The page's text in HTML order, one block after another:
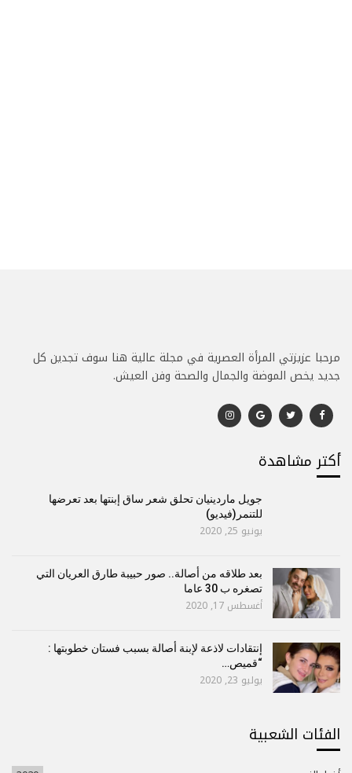
مرحبا عزيزتي المرأة العصرية في مجلة عالية هنا سوف تجدين كل
جديد يخص الموضة والجمال والصحة وفن العيش.
أكتر مشاهدة
جويل ماردينيان تحلق شعر ساق إبنتها بعد تعرضها
للتنمر(فيديو)
يونيو 25, 2020
بعد طلاقه من أصالة.. صور حبيبة طارق العريان التي
تصغره ب 30 عاما
أغسطس 17, 2020
إنتقادات لاذعة لإبنة أصالة بسبب فستان خطوبتها :
“قميص…
يوليو 23, 2020
الفئات الشعبية